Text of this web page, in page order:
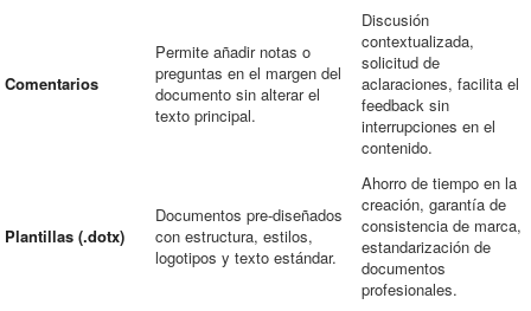
Comentarios
Permite añadir notas o
preguntas en el margen del
documento sin alterar el
texto principal.
Discusión
contextualizada,
solicitud de
aclaraciones, facilita el
feedback sin
interrupciones en el
contenido.
Plantillas (.dotx)
Documentos pre-diseñados
con estructura, estilos,
logotipos y texto estándar.
Ahorro de tiempo en la
creación, garantía de
consistencia de marca,
estandarización de
documentos
profesionales.